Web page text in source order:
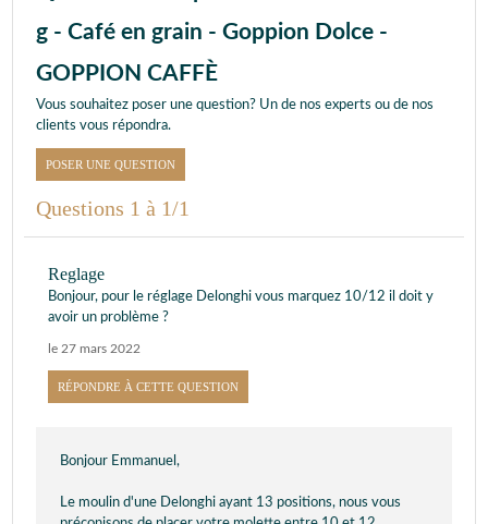
g - Café en grain - Goppion Dolce -
GOPPION CAFFÈ
Vous souhaitez poser une question? Un de nos experts ou de nos
clients vous répondra.
POSER UNE QUESTION
Questions 1 à 1/1
Reglage
Bonjour, pour le réglage Delonghi vous marquez 10/12 il doit y
avoir un problème ?
le 27 mars 2022
RÉPONDRE À CETTE QUESTION
Bonjour Emmanuel,
Le moulin d'une Delonghi ayant 13 positions, nous vous